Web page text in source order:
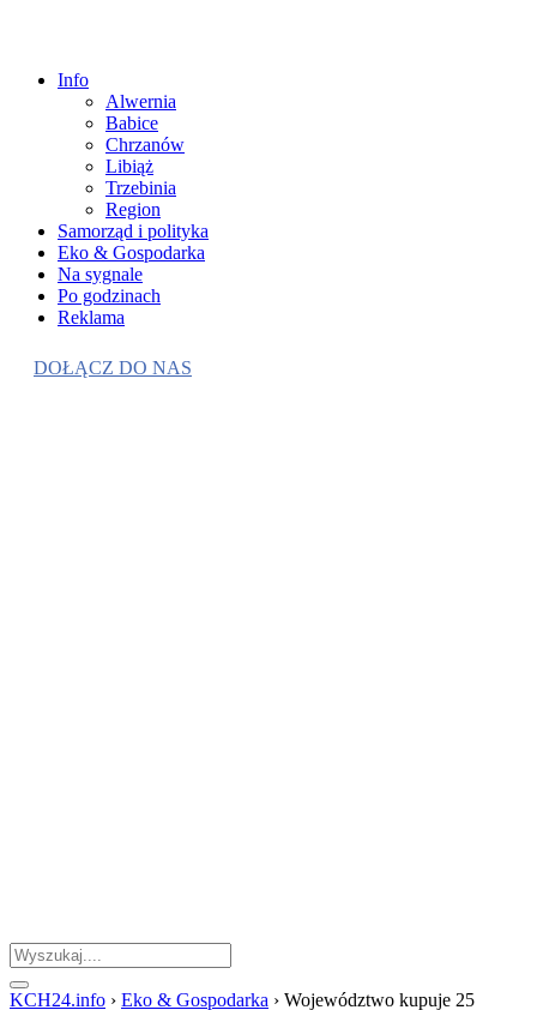
Info
Alwernia
Babice
Chrzanów
Libiąż
Trzebinia
Region
Samorząd i polityka
Eko & Gospodarka
Na sygnale
Po godzinach
Reklama
DOŁĄCZ DO NAS
KCH24.info › Eko & Gospodarka › Województwo kupuje 25